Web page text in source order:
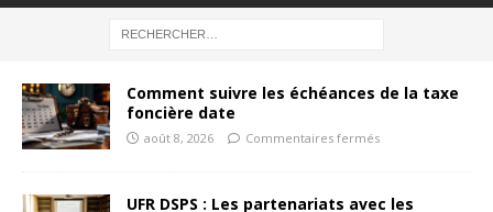
Comment suivre les échéances de la taxe
foncière date
août 8, 2026 Commentaires fermés
UFR DSPS : Les partenariats avec les